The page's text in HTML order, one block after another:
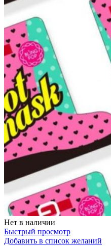
Нет в наличии
Быстрый просмотр
Добавить в список желаний